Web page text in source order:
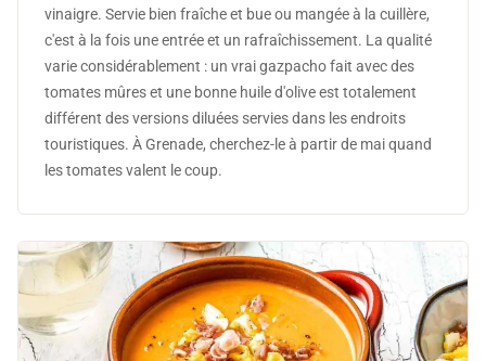
vinaigre. Servie bien fraîche et bue ou mangée à la cuillère,
c'est à la fois une entrée et un rafraîchissement. La qualité
varie considérablement : un vrai gazpacho fait avec des
tomates mûres et une bonne huile d'olive est totalement
différent des versions diluées servies dans les endroits
touristiques. À Grenade, cherchez-le à partir de mai quand
les tomates valent le coup.